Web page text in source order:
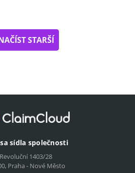
STARŠÍ
sídla společnosti
Revoluční 1403/28
Praha - Nové Město